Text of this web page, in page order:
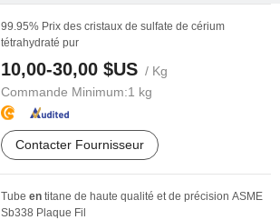
99.95% Prix des cristaux de sulfate de cérium
tétrahydraté pur
10,00-30,00 $US / Kg
Commande Minimum:1 kg
Contacter Fournisseur
Tube en titane de haute qualité et de précision ASME
Sb338 Plaque Fil